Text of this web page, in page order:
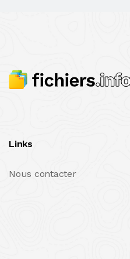
Links
Nous contacter